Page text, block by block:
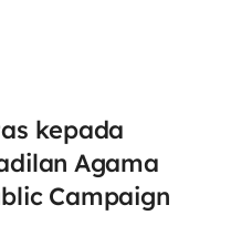
kepada
Agama
Campaign